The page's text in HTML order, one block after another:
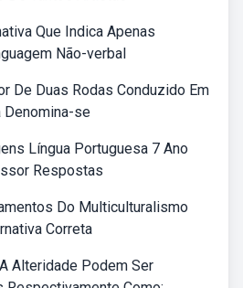
Que Indica Apenas
Não-verbal
De Duas Rodas Conduzido Em
Denomina-se
Língua Portuguesa 7 Ano
Respostas
Do Multiculturalismo
Correta
Alteridade Podem Ser